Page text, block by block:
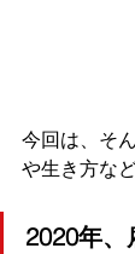
今回は、そ
や生き方な
2020年